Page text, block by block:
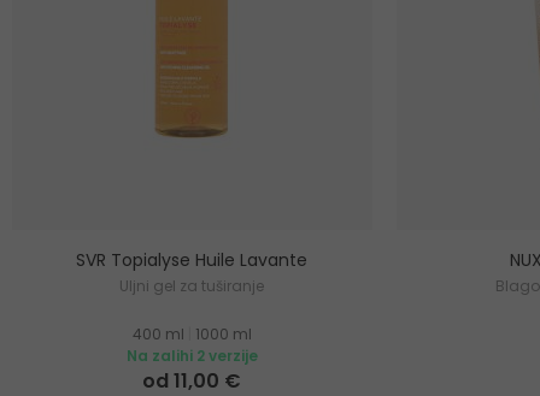
SVR Topialyse Huile Lavante
Uljni gel za tuširanje
400 ml
1000 ml
Na zalihi 2 verzije
od 11,00 €